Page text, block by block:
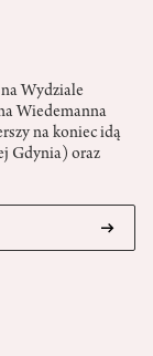
Wydziale
Wiedemanna
na koniec idą
Gdynia) oraz